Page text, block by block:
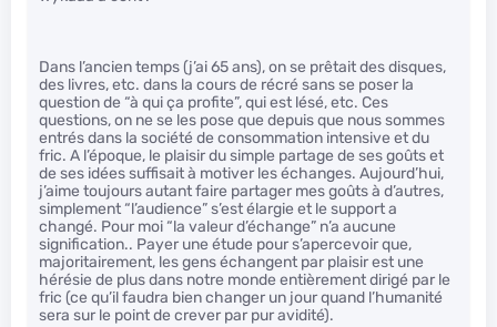
Dans l’ancien temps (j’ai 65 ans), on se prêtait des disques,
des livres, etc. dans la cours de récré sans se poser la
question de “à qui ça profite”, qui est lésé, etc. Ces
questions, on ne se les pose que depuis que nous sommes
entrés dans la société de consommation intensive et du
fric. A l’époque, le plaisir du simple partage de ses goûts et
de ses idées suffisait à motiver les échanges. Aujourd’hui,
j’aime toujours autant faire partager mes goûts à d’autres,
simplement “l’audience” s’est élargie et le support a
changé. Pour moi “la valeur d’échange” n’a aucune
signification.. Payer une étude pour s’apercevoir que,
majoritairement, les gens échangent par plaisir est une
hérésie de plus dans notre monde entièrement dirigé par le
fric (ce qu’il faudra bien changer un jour quand l’humanité
sera sur le point de crever par pur avidité).